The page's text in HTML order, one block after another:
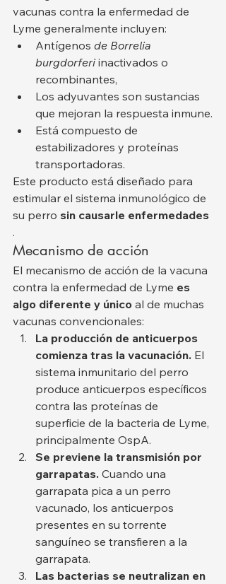
vacunas contra la enfermedad de
Lyme generalmente incluyen:
Antígenos de Borrelia
burgdorferi inactivados o
recombinantes,
Los adyuvantes son sustancias
que mejoran la respuesta inmune.
Está compuesto de
estabilizadores y proteínas
transportadoras.
Este producto está diseñado para
estimular el sistema inmunológico de
su perro sin causarle enfermedades
.
Mecanismo de acción
El mecanismo de acción de la vacuna
contra la enfermedad de Lyme es
algo diferente y único al de muchas
vacunas convencionales:
La producción de anticuerpos
comienza tras la vacunación. El
sistema inmunitario del perro
produce anticuerpos específicos
contra las proteínas de
superficie de la bacteria de Lyme,
principalmente OspA.
Se previene la transmisión por
garrapatas. Cuando una
garrapata pica a un perro
vacunado, los anticuerpos
presentes en su torrente
sanguíneo se transfieren a la
garrapata.
Las bacterias se neutralizan en